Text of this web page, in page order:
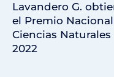
Lavandero G.
el Premio
Ciencias Naturales
2022